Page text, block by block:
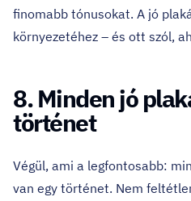
finomabb tónusokat. A jó
környezetéhez – és ott szól,
8. Minden jó
történet
Végül, ami a legfontosabb:
van egy történet. Nem